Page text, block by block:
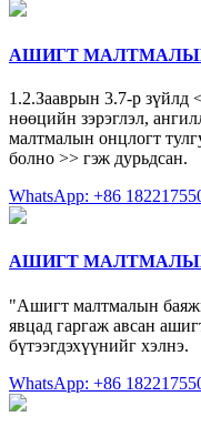
АШИГТ
1.2.Зааврын 3.7-р зүйлд
нөөцийн зэрэглэл,
малтмалын онцлогт
болно >> гэж дурьдсан.
WhatsApp: +86
АШИГТ
"Ашигт малтмалын
явцад гаргаж авсан
бүтээгдэхүүнийг хэлнэ.
WhatsApp: +86